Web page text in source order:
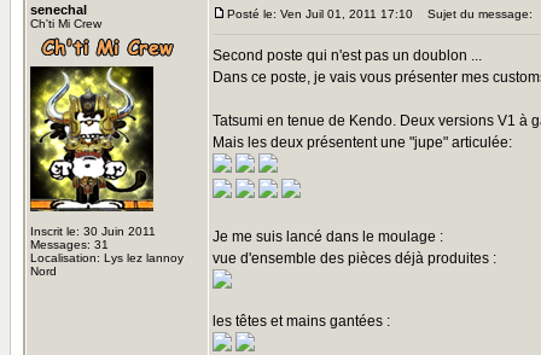
senechal
Ch'ti Mi Crew
Inscrit le: 30 Juin 2011
Messages: 31
Localisation: Lys lez lannoy
Nord
Posté le: Ven Juil 01, 2011 17:10 Sujet du message:
Second poste qui n'est pas un doublon ...
Dans ce poste, je vais vous présenter mes
Tatsumi en tenue de Kendo. Deux versions V1 à
Mais les deux présentent une "jupe" articulée:
Je me suis lancé dans le moulage :
vue d'ensemble des pièces déjà produites :
les têtes et mains gantées :